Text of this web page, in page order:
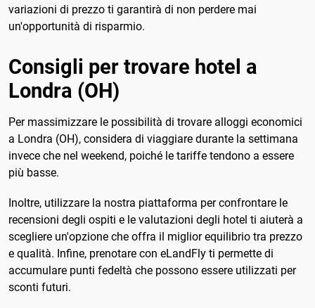
variazioni di prezzo ti garantirà di non perdere mai
un'opportunità di risparmio.
Consigli per trovare hotel a
Londra (OH)
Per massimizzare le possibilità di trovare alloggi economici
a Londra (OH), considera di viaggiare durante la settimana
invece che nel weekend, poiché le tariffe tendono a essere
più basse.
Inoltre, utilizzare la nostra piattaforma per confrontare le
recensioni degli ospiti e le valutazioni degli hotel ti aiuterà a
scegliere un'opzione che offra il miglior equilibrio tra prezzo
e qualità. Infine, prenotare con eLandFly ti permette di
accumulare punti fedeltà che possono essere utilizzati per
sconti futuri.